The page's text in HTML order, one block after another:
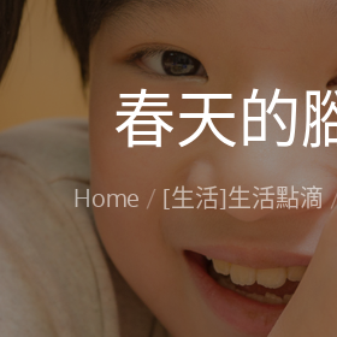
春天的
Home [生活]生活點滴